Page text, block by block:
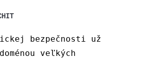
bezpečnosti už
veľkých